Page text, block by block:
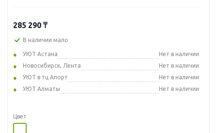
285 290 ₸
В наличии мало
УЮТ Астана
Нет в наличии
Новосибирск, Лента
Нет в наличии
УЮТ в тц Апорт
Нет в наличии
УЮТ Алматы
Нет в наличии
Цвет